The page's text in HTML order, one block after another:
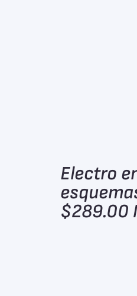
Electro
$289.00